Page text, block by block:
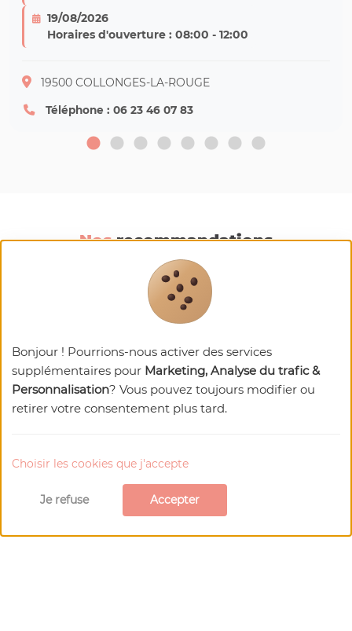
19/08/2026
Horaires d'ouverture : 08:00 - 12:00
19500 COLLONGES-LA-ROUGE
Téléphone : 06 23 46 07 83
Nosrecommandations
Bonjour ! Pourrions-nous activer des services
supplémentaires pour Marketing, Analyse du trafic &
Personnalisation? Vous pouvez toujours modifier ou
retirer votre consentement plus tard.
Choisir les cookies que j'accepte
Je refuse Accepter